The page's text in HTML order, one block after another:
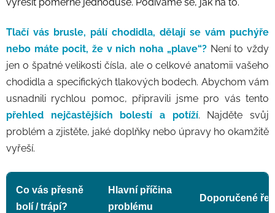
Tlačí vás brusle, pálí chodidla, dělají se vám puchýře
nebo máte pocit, že v nich noha „plave“?Není to vždy
jen o špatné velikosti čísla, ale o celkové anatomii vašeho
chodidla a specifických tlakových bodech. Abychom vám
usnadnili rychlou pomoc, připravili jsme pro vás tento
přehled nejčastějších bolestí a potíží. Najděte svůj
problém a zjistěte, jaké doplňky nebo úpravy ho okamžitě
vyřeší.
Co vás přesně
bolí / trápí?
Hlavní příčina
problému
Doporučené